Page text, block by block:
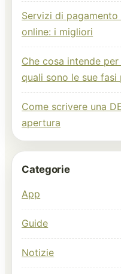
Servizi di
online: i migliori
Che cosa intende
quali sono le sue fasi
Come scrivere una
apertura
Categorie
App
Guide
Notizie